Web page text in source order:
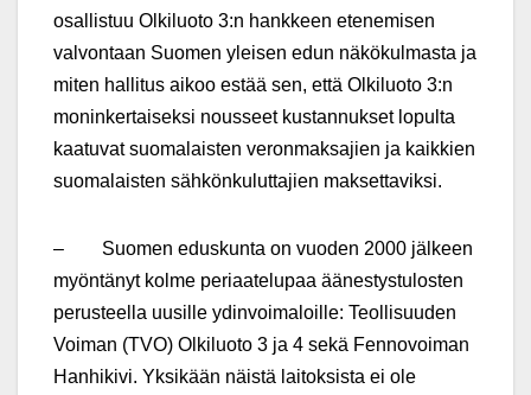
osallistuu Olkiluoto 3:n hankkeen etenemisen
valvontaan Suomen yleisen edun näkökulmasta ja
miten hallitus aikoo estää sen, että Olkiluoto 3:n
moninkertaiseksi nousseet kustannukset lopulta
kaatuvat suomalaisten veronmaksajien ja kaikkien
suomalaisten sähkönkuluttajien maksettaviksi.
– Suomen eduskunta on vuoden 2000 jälkeen
myöntänyt kolme periaatelupaa äänestystulosten
perusteella uusille ydinvoimaloille: Teollisuuden
Voiman (TVO) Olkiluoto 3 ja 4 sekä Fennovoiman
Hanhikivi. Yksikään näistä laitoksista ei ole